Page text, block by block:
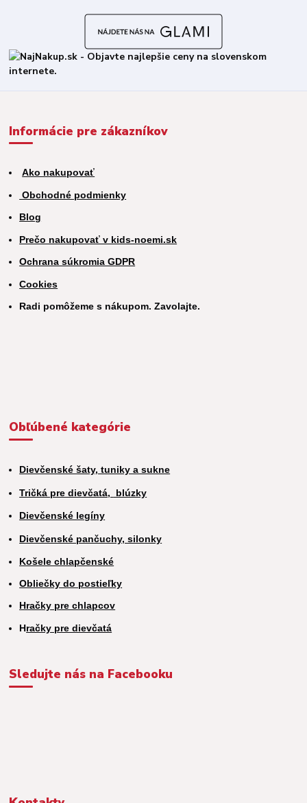
Informácie pre zákazníkov
Ako nakupovať
Obchodné podmienky
Blog
Prečo nakupovať v kids-noemi.sk
Ochrana súkromia GDPR
Cookies
Radi pomôžeme s nákupom. Zavolajte.
Obľúbené kategórie
Dievčenské šaty, tuniky a sukne
Tričká pre dievčatá, blúzky
Dievčenské legíny
Dievčenské pančuchy, silonky
Košele chlapčenské
Obliečky do postieľky
Hračky pre chlapcov
Hračky pre dievčatá
Sledujte nás na Facebooku